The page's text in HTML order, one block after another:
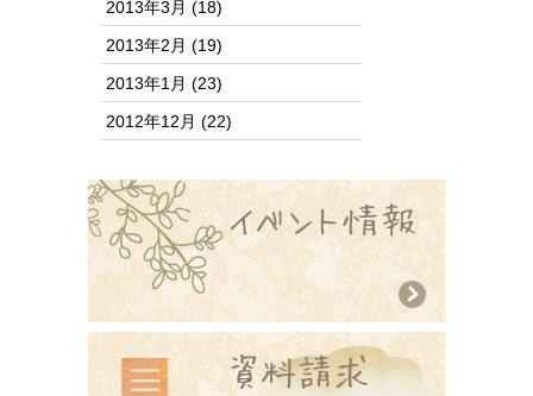
2013年3月 (18)
2013年2月 (19)
2013年1月 (23)
2012年12月 (22)